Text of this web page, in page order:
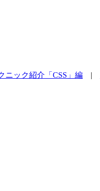
ニック紹介「CSS」編 |